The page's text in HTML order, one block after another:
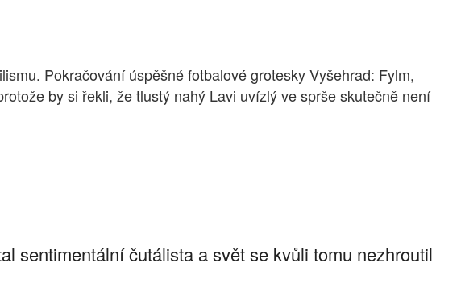
Pokračování úspěšné fotbalové grotesky Vyšehrad: Fylm,
by si řekli, že tlustý nahý Lavi uvízlý ve sprše skutečně není
sentimentální čutálista a svět se kvůli tomu nezhroutil